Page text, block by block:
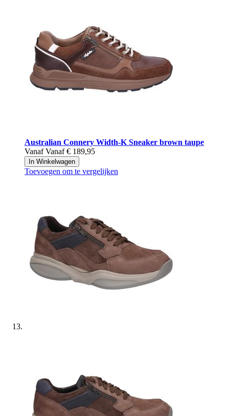
Australian Connery Width-K Sneaker brown taupe
Vanaf Vanaf € 189,95
In Winkelwagen
Toevoegen om te vergelijken